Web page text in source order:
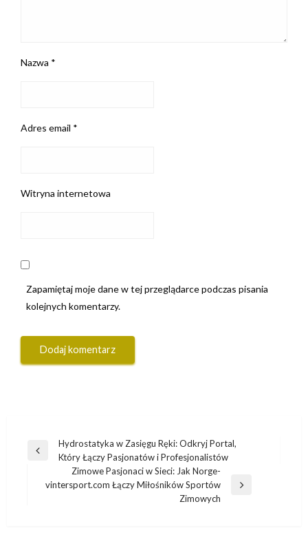
Nazwa *
Adres email *
Witryna internetowa
Zapamiętaj moje dane w tej przeglądarce podczas pisania
kolejnych komentarzy.
Nawigacja
wpisu
Poprzedni
Hydrostatyka w Zasięgu Ręki: Odkryj Portal,
Który Łączy Pasjonatów i Profesjonalistów
Następny
Zimowe Pasjonaci w Sieci: Jak Norge-
vintersport.com Łączy Miłośników Sportów
Zimowych